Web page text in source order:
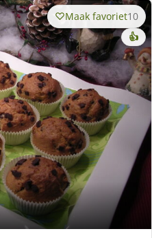
Maak favoriet10
👍